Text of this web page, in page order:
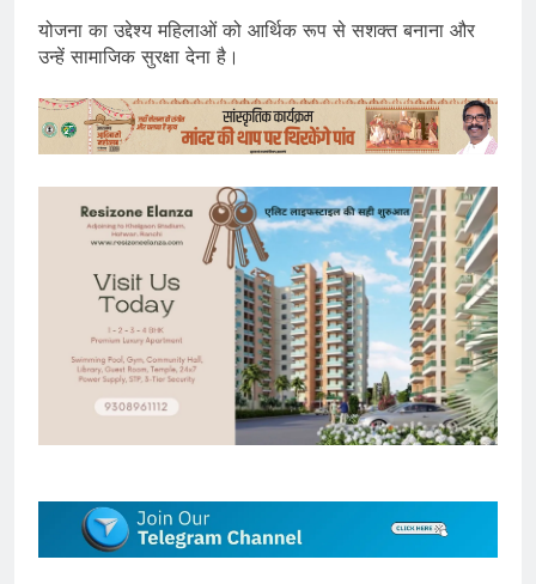
योजना का उद्देश्य महिलाओं को आर्थिक रूप से सशक्त बनाना और
उन्हें सामाजिक सुरक्षा देना है।